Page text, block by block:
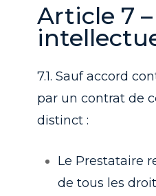
Article 7
7.1. Sauf accord
par un contrat de
distinct :
Le Prestataire
de tous les